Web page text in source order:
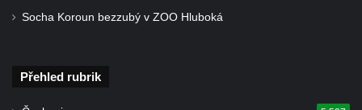
Pamětní kámen revitalizace Vltavy Vraňany
Socha Koroun bezzubý v ZOO Hluboká
Přehled rubrik